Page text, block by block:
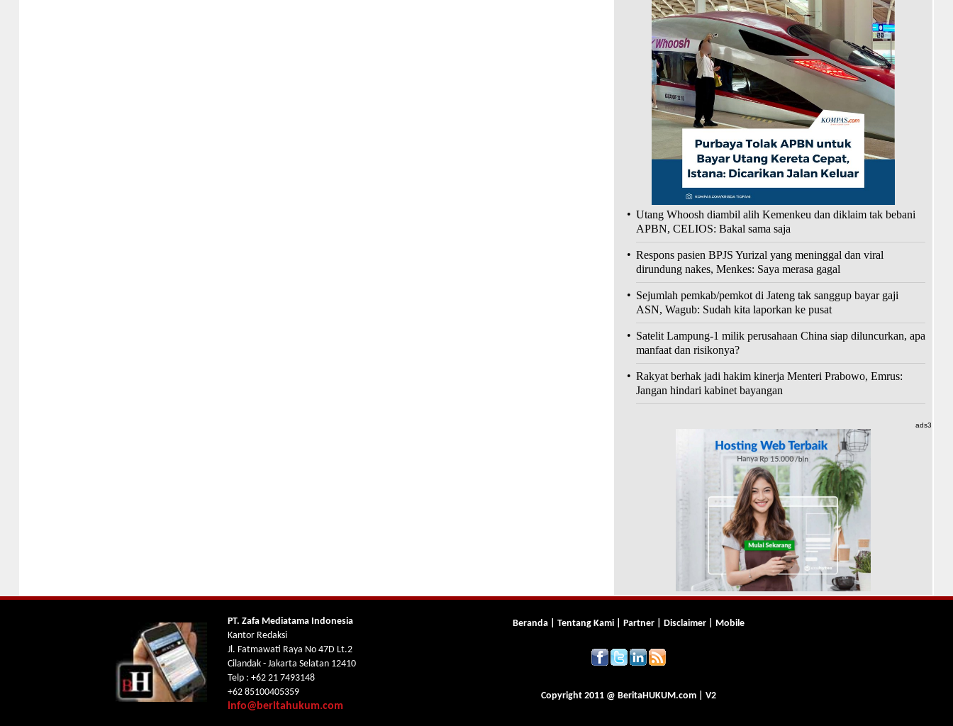
• Utang Whoosh diambil alih Kemenkeu dan diklaim tak bebani
APBN, CELIOS: Bakal sama saja
• Respons pasien BPJS Yurizal yang meninggal dan viral
dirundung nakes, Menkes: Saya merasa gagal
• Sejumlah pemkab/pemkot di Jateng tak sanggup bayar gaji
ASN, Wagub: Sudah kita laporkan ke pusat
• Satelit Lampung-1 milik perusahaan China siap diluncurkan, apa
manfaat dan risikonya?
• Rakyat berhak jadi hakim kinerja Menteri Prabowo, Emrus:
Jangan hindari kabinet bayangan
ads3
PT. Zafa Mediatama Indonesia
Kantor Redaksi
Jl. Fatmawati Raya No 47D Lt.2
Cilandak - Jakarta Selatan 12410
Telp : +62 21 7493148
+62 85100405359
info@beritahukum.com
Beranda| Tentang Kami Partner| Disclaimer| Mobile
Copyright 2011 @ BeritaHUKUM.com| V2